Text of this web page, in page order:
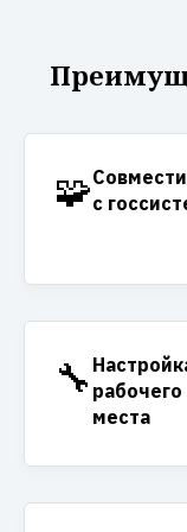
🧩с
🔧 рабочего
места